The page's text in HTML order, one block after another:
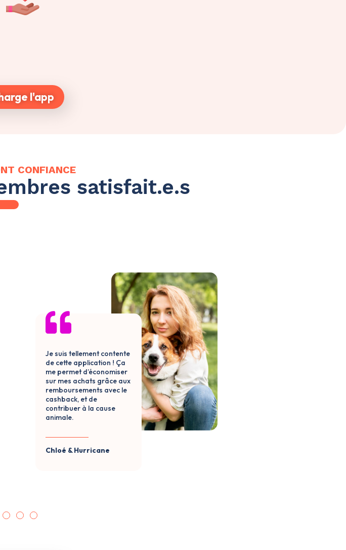
l'app
CONFIANCE
satisfait.e.s
Je suis tellement contente
de cette application ! Ça
me permet d’économiser
sur mes achats grâce aux
remboursements avec le
cashback, et de
contribuer à la cause
animale.
Chloé & Hurricane